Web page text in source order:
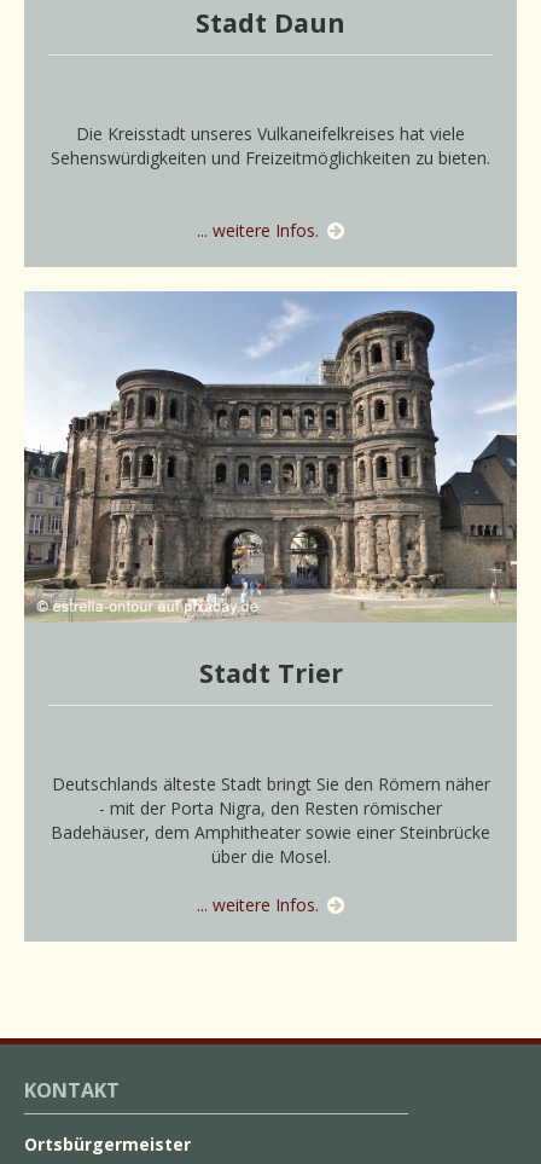
Stadt Daun
Die Kreisstadt unseres Vulkaneifelkreises hat viele
Sehenswürdigkeiten und Freizeitmöglichkeiten zu bieten.
... weitere Infos.
Stadt Trier
Deutschlands älteste Stadt bringt Sie den Römern näher
- mit der Porta Nigra, den Resten römischer
Badehäuser, dem Amphitheater sowie einer Steinbrücke
über die Mosel.
... weitere Infos.
KONTAKT
Ortsbürgermeister